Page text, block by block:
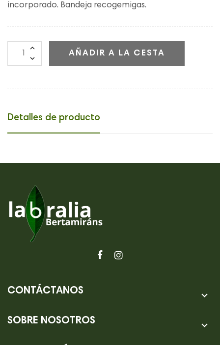
incorporado. Bandeja recogemigas.
AÑADIR A LA CESTA
Detalles de producto
CONTÁCTANOS 
SOBRE NOSOTROS 